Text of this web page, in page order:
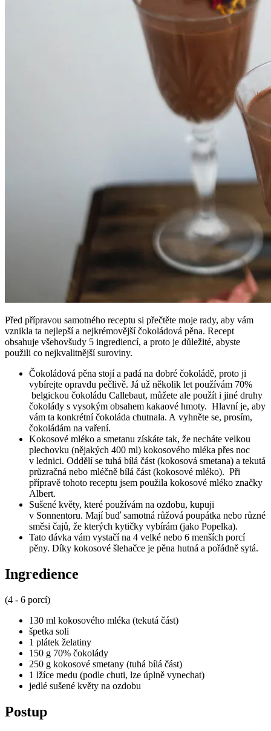
Před přípravou samotného receptu si přečtěte moje rady, aby vám
vznikla ta nejlepší a nejkrémovější čokoládová pěna. Recept
obsahuje všehovšudy 5 ingrediencí, a proto je důležité, abyste
použili co nejkvalitnější suroviny.
Čokoládová pěna stojí a padá na dobré čokoládě, proto ji
vybírejte opravdu pečlivě. Já už několik let používám 70%
belgickou čokoládu Callebaut, můžete ale použít i jiné druhy
čokolády s vysokým obsahem kakaové hmoty. Hlavní je, aby
vám ta konkrétní čokoláda chutnala. A vyhněte se, prosím,
čokoládám na vaření.
Kokosové mléko a smetanu získáte tak, že necháte velkou
plechovku (nějakých 400 ml) kokosového mléka přes noc
v lednici. Oddělí se tuhá bílá část (kokosová smetana) a tekutá
průzračná nebo mléčně bílá část (kokosové mléko). Při
přípravě tohoto receptu jsem použila kokosové mléko značky
Albert.
Sušené květy, které používám na ozdobu, kupuji
v Sonnentoru. Mají buď samotná růžová poupátka nebo různé
směsi čajů, že kterých kytičky vybírám (jako Popelka).
Tato dávka vám vystačí na 4 velké nebo 6 menších porcí
pěny. Díky kokosové šlehačce je pěna hutná a pořádně sytá.
Ingredience
(4 - 6 porcí)
130 ml kokosového mléka (tekutá část)
špetka soli
1 plátek želatiny
150 g 70% čokolády
250 g kokosové smetany (tuhá bílá část)
1 lžíce medu (podle chuti, lze úplně vynechat)
jedlé sušené květy na ozdobu
Postup